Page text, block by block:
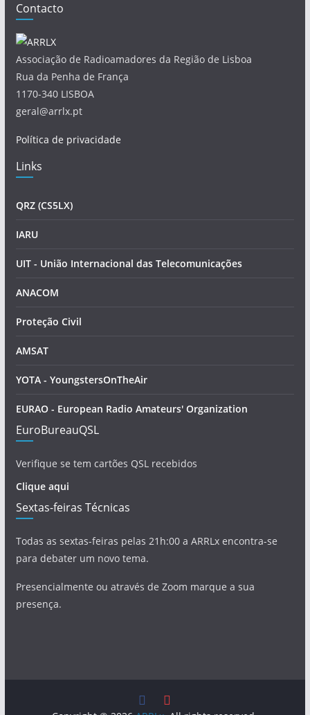
Contacto
Associação de Radioamadores da Região de Lisboa
Rua da Penha de França
1170-340 LISBOA
geral@arrlx.pt
Política de privacidade
Links
QRZ (CS5LX)
IARU
UIT - União Internacional das Telecomunicações
ANACOM
Proteção Civil
AMSAT
YOTA - YoungstersOnTheAir
EURAO - European Radio Amateurs' Organization
EuroBureauQSL
Verifique se tem cartões QSL recebidos
Clique aqui
Sextas-feiras Técnicas
Todas as sextas-feiras pelas 21h:00 a ARRLx encontra-se
para debater um novo tema.
Presencialmente ou através de Zoom marque a sua
presença.